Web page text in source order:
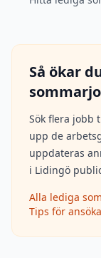
Så ökar
Sök flera jobb
upp de
uppdateras
i Lidingö
Alla lediga
Tips för